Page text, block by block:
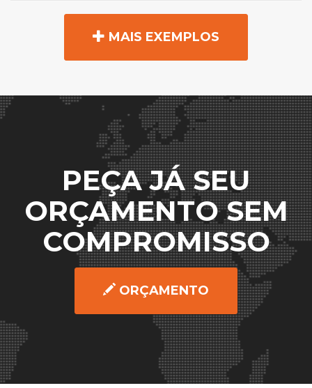
MAIS EXEMPLOS
PEÇA JÁ SEU
ORÇAMENTO SEM
COMPROMISSO
ORÇAMENTO